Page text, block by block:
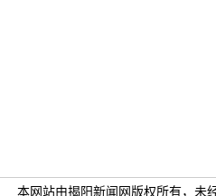
本网站由揭阳新闻网版权所有，未